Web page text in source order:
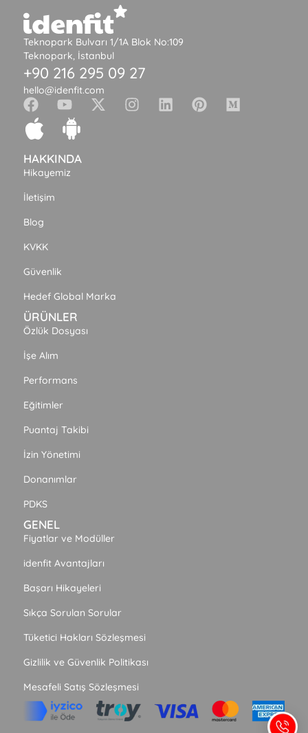
Teknopark Bulvarı 1/1A Blok No:109
Teknopark, İstanbul
+90 216 295 09 27
hello@idenfit.com
HAKKINDA
Hikayemiz
İletişim
Blog
KVKK
Güvenlik
Hedef Global Marka
ÜRÜNLER
Özlük Dosyası
İşe Alım
Performans
Eğitimler
Puantaj Takibi
İzin Yönetimi
Donanımlar
PDKS
GENEL
Fiyatlar ve Modüller
idenfit Avantajları
Başarı Hikayeleri
Sıkça Sorulan Sorular
Tüketici Hakları Sözleşmesi
Gizlilik ve Güvenlik Politikası
Mesafeli Satış Sözleşmesi